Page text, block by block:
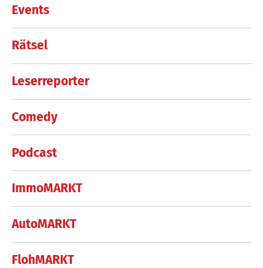
Events
Rätsel
Leserreporter
Comedy
Podcast
ImmoMARKT
AutoMARKT
FlohMARKT